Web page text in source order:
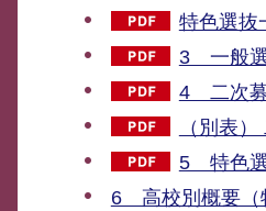
特色選抜
3 一般選
4 二次募
（別表
5 特色選
6 高校別概要（